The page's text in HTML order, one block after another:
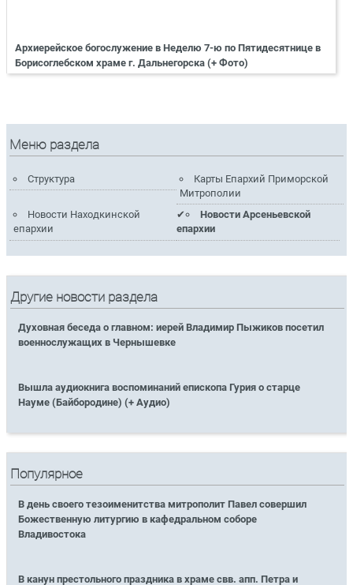
Архиерейское богослужение в Неделю 7-ю по Пятидесятнице в
Борисоглебском храме г. Дальнегорска (+ Фото)
Меню раздела
Структура
Карты Епархий Приморской
Митрополии
Новости Находкинской
епархии
Новости Арсеньевской
епархии
Другие новости раздела
Духовная беседа о главном: иерей Владимир Пыжиков посетил
военнослужащих в Чернышевке
Вышла аудиокнига воспоминаний епископа Гурия о старце
Науме (Байбородине) (+ Аудио)
Популярное
В день своего тезоименитства митрополит Павел совершил
Божественную литургию в кафедральном соборе
Владивостока
В канун престольного праздника в храме свв. апп. Петра и